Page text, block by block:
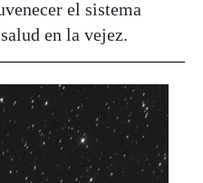
el sistema
en la vejez.